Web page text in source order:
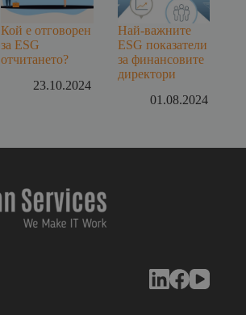
Кой е отговорен
за ESG
отчитането?
23.10.2024
Най-важните
ESG показатели
за финансовите
директори
01.08.2024